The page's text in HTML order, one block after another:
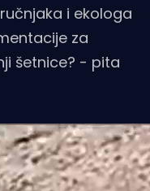
i ekologa
za
šetnice? - pita